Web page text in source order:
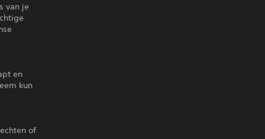
van je
en
kun
of